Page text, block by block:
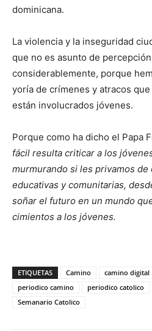
dominicana.
La violencia y la inseguridad
que no es asunto de
considerablemente, porque
yoría de crímenes y atracos
están involucrados jóve­nes.
Porque como ha dicho el Papa
fácil resulta criticar a los
murmurando si les privamos
educativas y comunita­rias,
soñar el futuro en un mundo
cimientos a los jóvenes.
ETIQUETAS Camino camino digital
periodico camino
periodico catolico
Semanario Catolico